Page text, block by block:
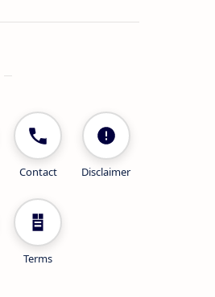
Contact Disclaimer
Terms